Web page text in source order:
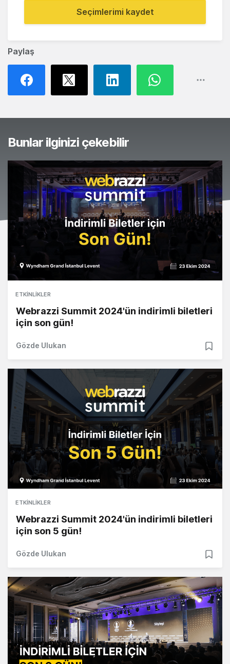
Paylaş
Seçimlerimi kaydet
Bunlar ilginizi çekebilir
ETKINLIKLER
Webrazzi Summit 2024'ün indirimli biletleri
için son gün!
Gözde Ulukan
ETKINLIKLER
Webrazzi Summit 2024'ün indirimli biletleri
için son 5 gün!
Gözde Ulukan